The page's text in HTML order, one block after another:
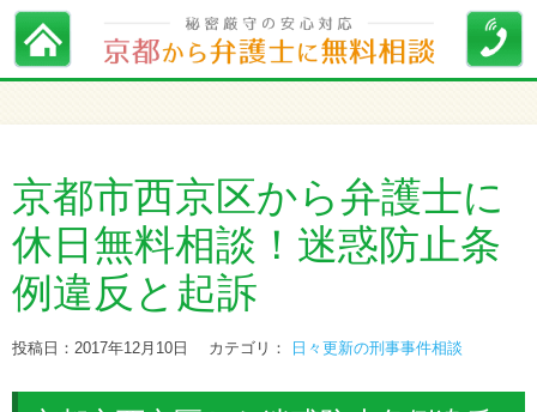
京都市西京区から弁護士に
休日無料相談！迷惑防止条
例違反と起訴
投稿日：2017年12月10日 カテゴリ： 日々更新の刑事事件相談